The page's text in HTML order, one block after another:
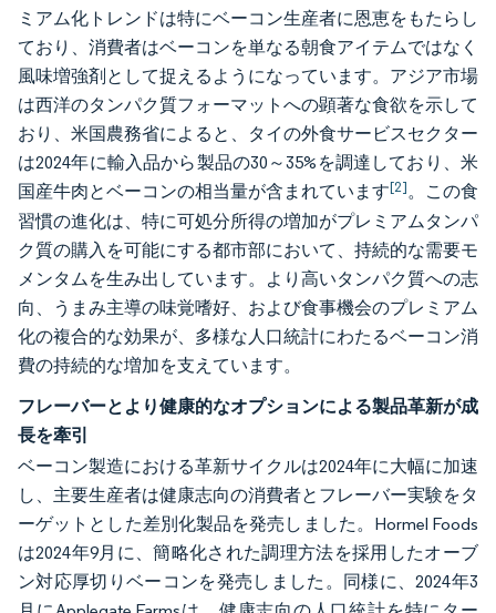
ミアム化トレンドは特にベーコン生産者に恩恵をもたらし
ており、消費者はベーコンを単なる朝食アイテムではなく
風味増強剤として捉えるようになっています。アジア市場
は西洋のタンパク質フォーマットへの顕著な食欲を示して
おり、米国農務省によると、タイの外食サービスセクター
は2024年に輸入品から製品の30～35%を調達しており、米
国産牛肉とベーコンの相当量が含まれています[2]。この食
習慣の進化は、特に可処分所得の増加がプレミアムタンパ
ク質の購入を可能にする都市部において、持続的な需要モ
メンタムを生み出しています。より高いタンパク質への志
向、うまみ主導の味覚嗜好、および食事機会のプレミアム
化の複合的な効果が、多様な人口統計にわたるベーコン消
費の持続的な増加を支えています。
フレーバーとより健康的なオプションによる製品革新が成
長を牽引
ベーコン製造における革新サイクルは2024年に大幅に加速
し、主要生産者は健康志向の消費者とフレーバー実験をタ
ーゲットとした差別化製品を発売しました。Hormel Foods
は2024年9月に、簡略化された調理方法を採用したオーブ
ン対応厚切りベーコンを発売しました。同様に、2024年3